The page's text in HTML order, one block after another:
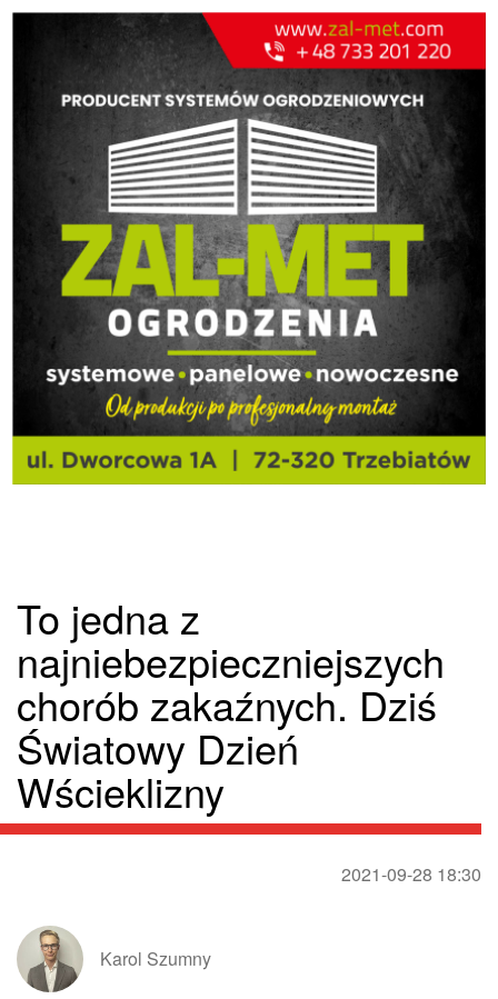
To jedna z
najniebezpieczniejszych
chorób zakaźnych. Dziś
Światowy Dzień
Wścieklizny
2021-09-28 18:30
Karol Szumny